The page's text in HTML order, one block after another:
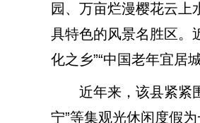
园、万亩烂漫樱花云上
具特色的风景名胜区。
化之乡”“中国老年宜居
近年来，该县紧紧围
宁”等集观光休闲度假